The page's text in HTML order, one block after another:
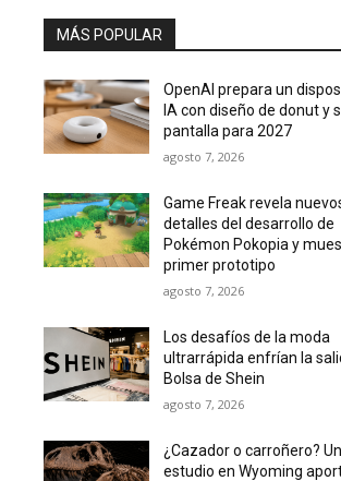
MÁS POPULAR
OpenAI prepara un
IA con diseño de donut y
pantalla para 2027
agosto 7, 2026
Game Freak revela
detalles del desarrollo de
Pokémon Pokopia y
primer prototipo
agosto 7, 2026
Los desafíos de la moda
ultrarrápida enfrían la
Bolsa de Shein
agosto 7, 2026
¿Cazador o carroñero? Un
estudio en Wyoming